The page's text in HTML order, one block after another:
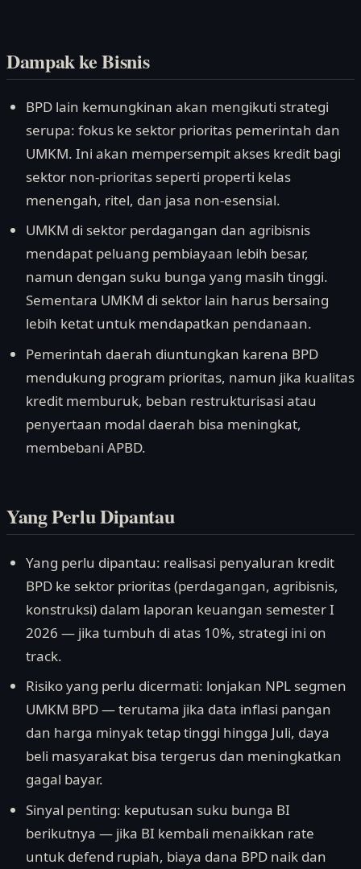
Dampak ke Bisnis
BPD lain kemungkinan akan mengikuti strategi
serupa: fokus ke sektor prioritas pemerintah dan
UMKM. Ini akan mempersempit akses kredit bagi
sektor non-prioritas seperti properti kelas
menengah, ritel, dan jasa non-esensial.
UMKM di sektor perdagangan dan agribisnis
mendapat peluang pembiayaan lebih besar,
namun dengan suku bunga yang masih tinggi.
Sementara UMKM di sektor lain harus bersaing
lebih ketat untuk mendapatkan pendanaan.
Pemerintah daerah diuntungkan karena BPD
mendukung program prioritas, namun jika kualitas
kredit memburuk, beban restrukturisasi atau
penyertaan modal daerah bisa meningkat,
membebani APBD.
Yang Perlu Dipantau
Yang perlu dipantau: realisasi penyaluran kredit
BPD ke sektor prioritas (perdagangan, agribisnis,
konstruksi) dalam laporan keuangan semester I
2026 — jika tumbuh di atas 10%, strategi ini on
track.
Risiko yang perlu dicermati: lonjakan NPL segmen
UMKM BPD — terutama jika data inflasi pangan
dan harga minyak tetap tinggi hingga Juli, daya
beli masyarakat bisa tergerus dan meningkatkan
gagal bayar.
Sinyal penting: keputusan suku bunga BI
berikutnya — jika BI kembali menaikkan rate
untuk defend rupiah, biaya dana BPD naik dan